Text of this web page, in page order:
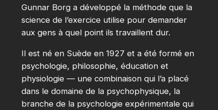
Gunnar Borg a développé la méthode que la
science de l’exercice utilise pour demander
aux gens à quel point ils travaillent dur.
Il est né en Suède en 1927 et a été formé en
psychologie, philosophie, éducation et
physiologie — une combinaison qui l’a placé
dans le domaine de la psychophysique, la
branche de la psychologie expérimentale qui